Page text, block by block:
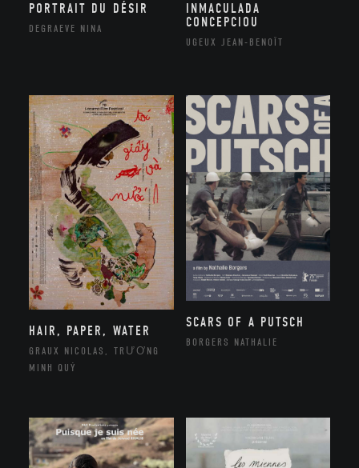
PORTRAIT DU DÉSIR
DEGRAEVE NINA
INMACULADA
CONCEPCIOU
UGEUX JEAN-BENOÎT
HAIR, PAPER, WATER
GRAUX NICOLAS, TRƯƠNG
MINH QUÝ
SCARS OF A PUTSCH
BORGERS NATHALIE